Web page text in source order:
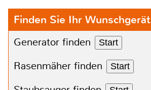
Finden Sie Ihr Wunschgerät
Generator finden Start
Rasenmäher finden Start